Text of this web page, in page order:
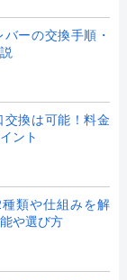
ーの交換手順・
交換は可能！料金
ント
類や仕組みを解
や選び方